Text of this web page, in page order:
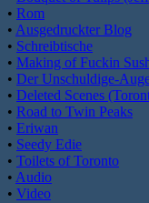
• Rom
• Ausgedruckter Blog
• Schreibtische
• Making of Fuckin
• Der Unschuldige-
• Deleted Scenes
• Road to Twin Peaks
• Eriwan
• Seedy Edie
• Toilets of Toronto
• Audio
• Video